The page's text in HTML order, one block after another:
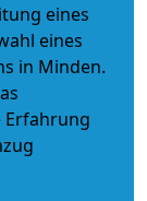
eines
eines
in Minden.